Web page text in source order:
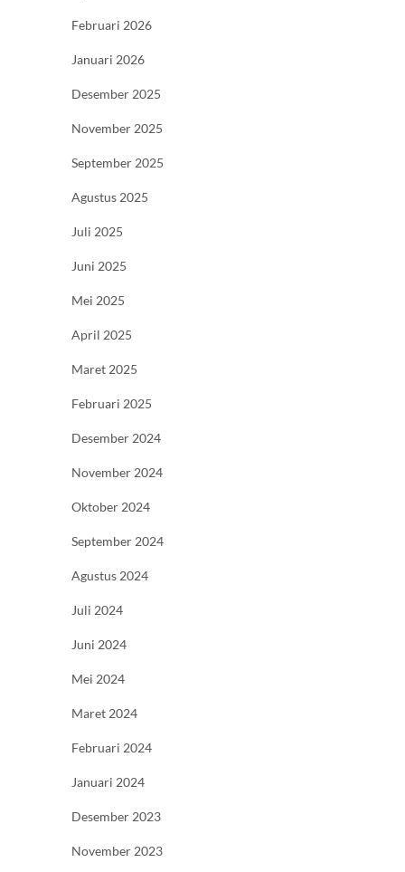
Februari 2026
Januari 2026
Desember 2025
November 2025
September 2025
Agustus 2025
Juli 2025
Juni 2025
Mei 2025
April 2025
Maret 2025
Februari 2025
Desember 2024
November 2024
Oktober 2024
September 2024
Agustus 2024
Juli 2024
Juni 2024
Mei 2024
Maret 2024
Februari 2024
Januari 2024
Desember 2023
November 2023